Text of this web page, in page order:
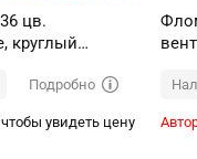
цв.
круглый
Подробно
чтобы увидеть цену